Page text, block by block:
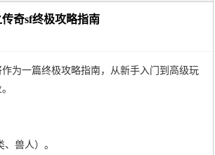
奇sf终极攻略指南
为一篇终极攻略指南，从新手入门到高级玩
兽人）。